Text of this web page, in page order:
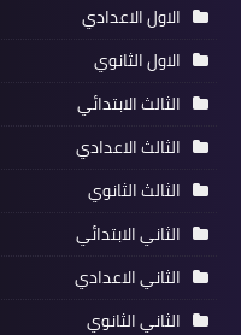
الاول الاعدادي
الاول الثانوي
الثالث الابتدائي
الثالث الاعدادي
الثالث الثانوي
الثاني الابتدائي
الثاني الاعدادي
الثاني الثانوي